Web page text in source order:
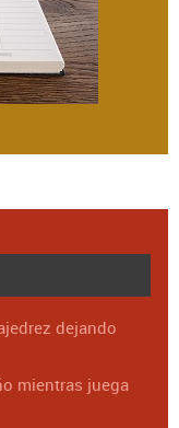
dejando
mientras juega